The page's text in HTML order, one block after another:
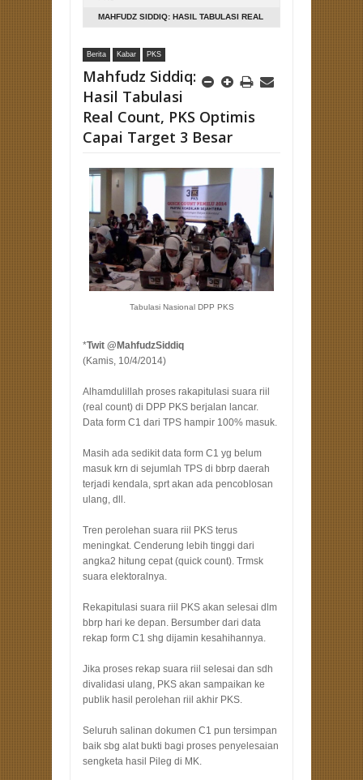
MAHFUDZ SIDDIQ: HASIL TABULASI REAL
BESAR
Berita Kabar PKS
Mahfudz Siddiq:
Hasil Tabulasi
Real Count, PKS Optimis
Capai Target 3 Besar
Tabulasi Nasional DPP PKS
*Twit @MahfudzSiddiq
(Kamis, 10/4/2014)
Alhamdulillah proses rakapitulasi suara riil
(real count) di DPP PKS berjalan lancar.
Data form C1 dari TPS hampir 100% masuk.
Masih ada sedikit data form C1 yg belum
masuk krn di sejumlah TPS di bbrp daerah
terjadi kendala, sprt akan ada pencoblosan
ulang, dll.
Tren perolehan suara riil PKS terus
meningkat. Cenderung lebih tinggi dari
angka2 hitung cepat (quick count). Trmsk
suara elektoralnya.
Rekapitulasi suara riil PKS akan selesai dlm
bbrp hari ke depan. Bersumber dari data
rekap form C1 shg dijamin kesahihannya.
Jika proses rekap suara riil selesai dan sdh
divalidasi ulang, PKS akan sampaikan ke
publik hasil perolehan riil akhir PKS.
Seluruh salinan dokumen C1 pun tersimpan
baik sbg alat bukti bagi proses penyelesaian
sengketa hasil Pileg di MK.